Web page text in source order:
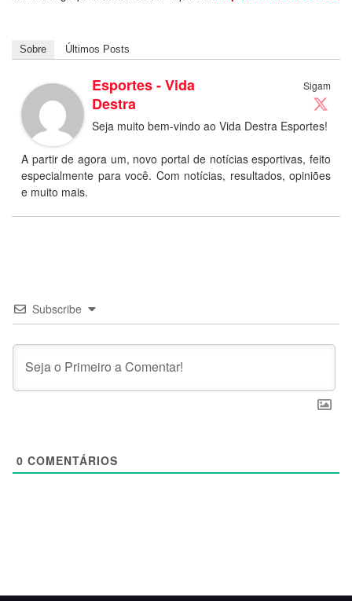
Sobre Últimos Posts
Sigam
Esportes - Vida
Destra
Seja muito bem-vindo ao Vida Destra Esportes!
A partir de agora um, novo portal de notícias esportivas, feito
especialmente para você. Com notícias, resultados, opiniões
e muito mais.
Subscribe
0 COMENTÁRIOS